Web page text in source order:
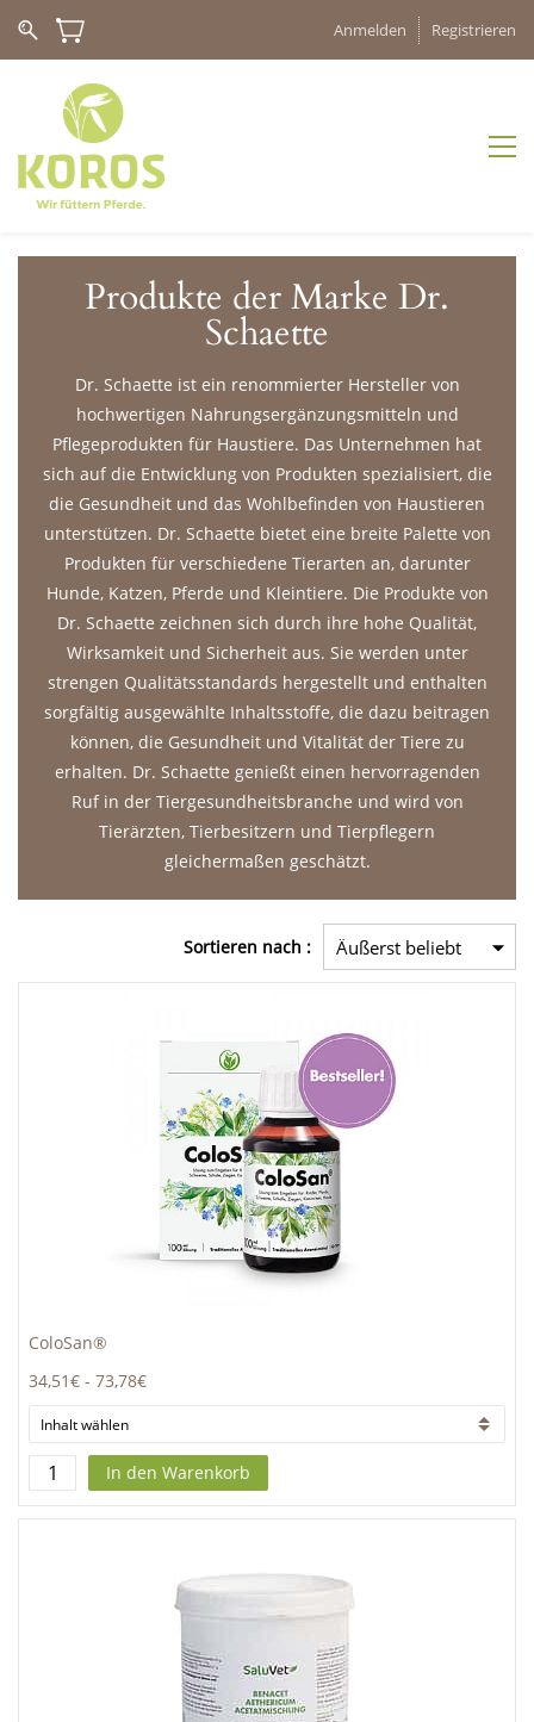
Anmelden Registrieren
Produkte der Marke Dr.
Schaette
Dr. Schaette ist ein renommierter Hersteller von
hochwertigen Nahrungsergänzungsmitteln und
Pflegeprodukten für Haustiere. Das Unternehmen hat
sich auf die Entwicklung von Produkten spezialisiert, die
die Gesundheit und das Wohlbefinden von Haustieren
unterstützen. Dr. Schaette bietet eine breite Palette von
Produkten für verschiedene Tierarten an, darunter
Hunde, Katzen, Pferde und Kleintiere. Die Produkte von
Dr. Schaette zeichnen sich durch ihre hohe Qualität,
Wirksamkeit und Sicherheit aus. Sie werden unter
strengen Qualitätsstandards hergestellt und enthalten
sorgfältig ausgewählte Inhaltsstoffe, die dazu beitragen
können, die Gesundheit und Vitalität der Tiere zu
erhalten. Dr. Schaette genießt einen hervorragenden
Ruf in der Tiergesundheitsbranche und wird von
Tierärzten, Tierbesitzern und Tierpflegern
gleichermaßen geschätzt.
Sortieren nach :
ColoSan®
34,51€ - 73,78€
In den Warenkorb